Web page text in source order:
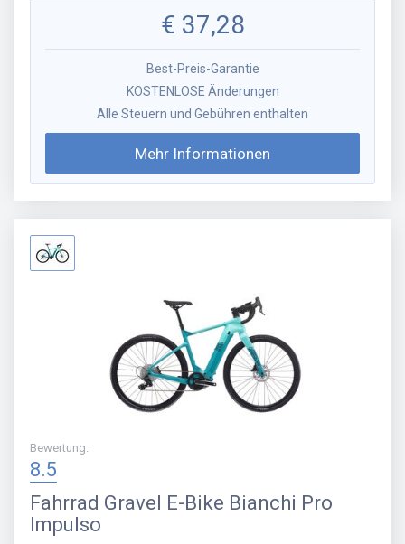
€ 37,28
Best-Preis-Garantie
KOSTENLOSE Änderungen
Alle Steuern und Gebühren enthalten
Mehr Informationen
Bewertung:
8.5
Fahrrad Gravel E-Bike Bianchi Pro
Impulso